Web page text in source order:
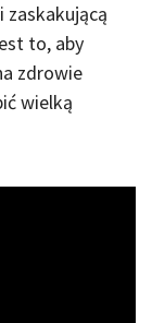
zaskakującą
to, aby
zdrowie
wielką